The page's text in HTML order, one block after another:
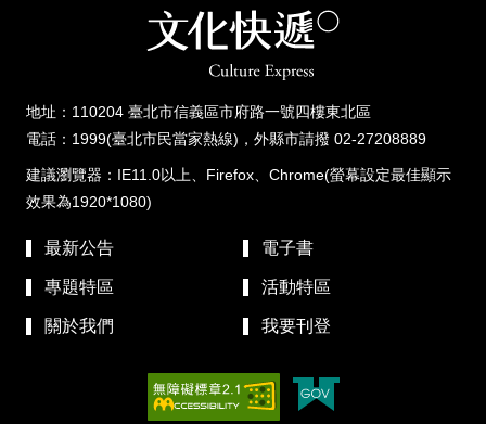
地址：110204 臺北市信義區市府路一號四樓東北區
電話：1999(臺北市民當家熱線)，外縣市請撥 02-27208889
建議瀏覽器：IE11.0以上、Firefox、Chrome(螢幕設定最佳顯示
效果為1920*1080)
最新公告 電子書
專題特區 活動特區
關於我們 我要刊登